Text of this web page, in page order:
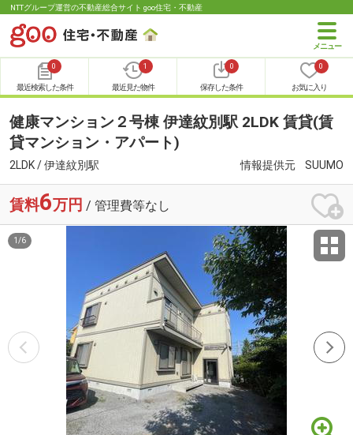
NTTグループ運営の不動産総合サイト goo住宅・不動産
0
最近検索した条件
1
最近見た物件
0
保存した条件
0
お気に入り
健康マンション２号棟 伊達紋別駅 2LDK 賃貸(賃
貸マンション・アパート)
2LDK / 伊達紋別駅 情報提供元 SUUMO
賃料6万円 / 管理費等なし
1 /6